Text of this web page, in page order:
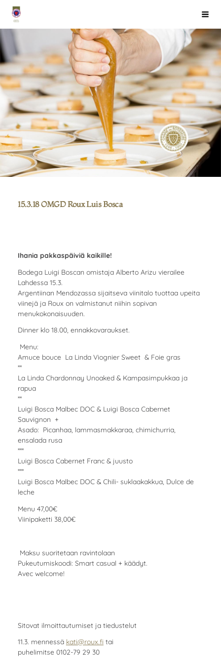
Siirry
sivun
sisältöön
Chaîne des Rôtisseurs Finlande ry
15.3.18 OMGD Roux Luis Bosca
Ihania pakkaspäiviä kaikille!
Bodega Luigi Boscan omistaja Alberto Arizu vierailee
Lahdessa 15.3.
Argentiinan Mendozassa sijaitseva viinitalo tuottaa upeita
viinejä ja Roux on valmistanut niihin sopivan
menukokonaisuuden.
Dinner klo 18.00, ennakkovaraukset.
Menu:
Amuce bouce La Linda Viognier Sweet & Foie gras
**
La Linda Chardonnay Unoaked & Kampasimpukkaa ja
rapua
**
Luigi Bosca Malbec DOC & Luigi Bosca Cabernet
Sauvignon +
Asado: Picanhaa, lammasmakkaraa, chimichurria,
ensalada rusa
***
Luigi Bosca Cabernet Franc & juusto
***
Luigi Bosca Malbec DOC & Chili- suklaakakkua, Dulce de
leche
Menu 47,00€
Viinipaketti 38,00€
Maksu suoritetaan ravintolaan
Pukeutumiskoodi: Smart casual + käädyt.
Avec welcome!
Sitovat ilmoittautumiset ja tiedustelut
11.3. mennessä kati@roux.fi tai
puhelimitse 0102-79 29 30